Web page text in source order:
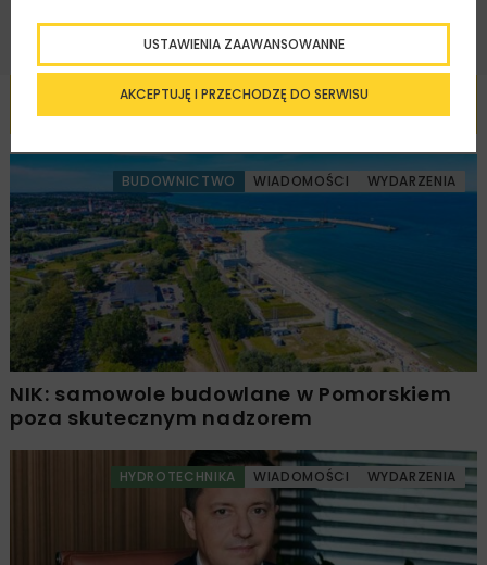
Powiązane artykuły
BUDOWNICTWO WIADOMOŚCI WYDARZENIA
NIK: samowole budowlane w Pomorskiem
poza skutecznym nadzorem
HYDROTECHNIKA WIADOMOŚCI WYDARZENIA
AKCEPTUJĘ I PRZECHODZĘ DO SERWISU
USTAWIENIA ZAAWANSOWANNE